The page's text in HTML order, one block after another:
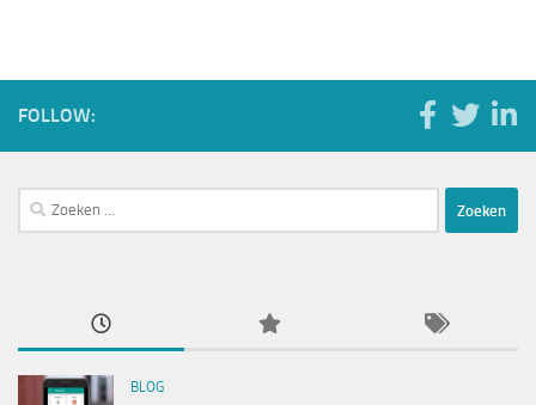
FOLLOW:
Zoeken
naar:
BLOG